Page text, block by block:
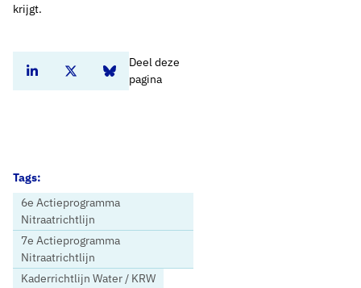
krijgt.​
Deel deze
pagina
Deel dit artikel op Linkedin
Deel dit artikel op Twitter
Deel dit artikel op Bluesky
Tags:
6e Actieprogramma
Nitraatrichtlijn
7e Actieprogramma
Nitraatrichtlijn
Kaderrichtlijn Water / KRW